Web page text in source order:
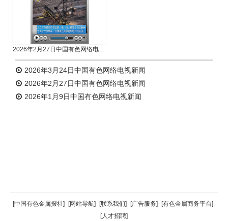
2026年2月27日中国有色网络电视新闻
2026年3月24日中国有色网络电视新闻
2026年2月27日中国有色网络电视新闻
2026年1月9日中国有色网络电视新闻
返回顶部
[中国有色金属报社]- [网站导航]- [联系我们]- [广告服务]- [有色金属商务平台]-
[人才招聘]